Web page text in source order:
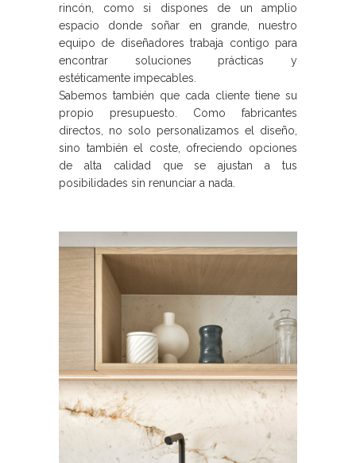
rincón, como si dispones de un amplio
espacio donde soñar en grande, nuestro
equipo de diseñadores trabaja contigo para
encontrar soluciones prácticas y
estéticamente impecables.
Sabemos también que cada cliente tiene su
propio presupuesto. Como fabricantes
directos, no solo personalizamos el diseño,
sino también el coste, ofreciendo opciones
de alta calidad que se ajustan a tus
posibilidades sin renunciar a nada.